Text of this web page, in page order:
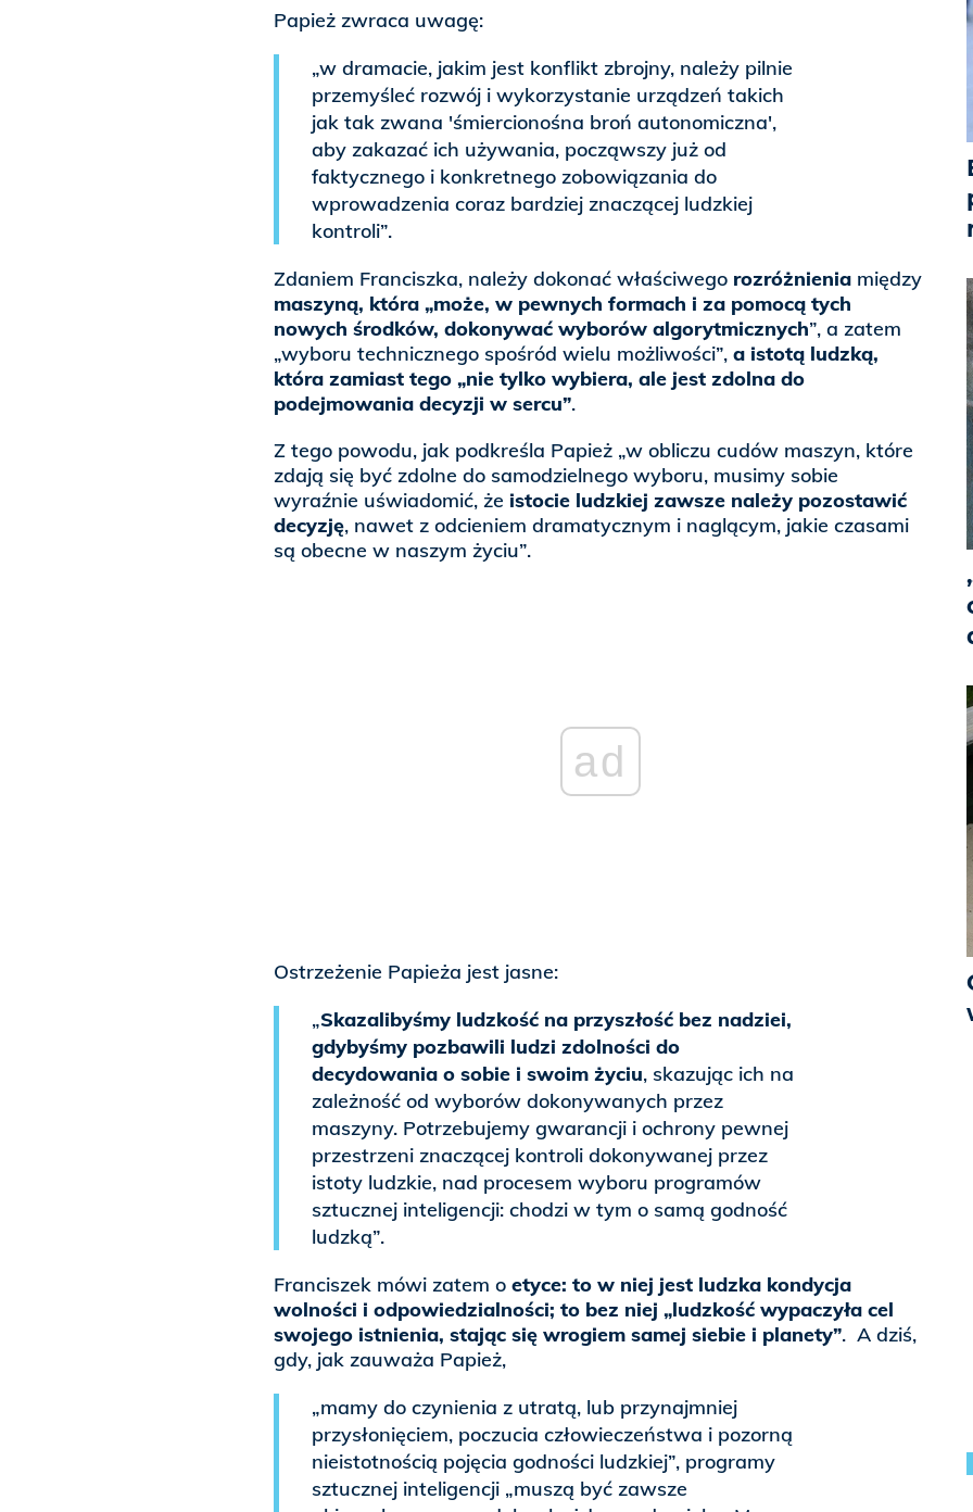
Papież zwraca uwagę:
„w dramacie, jakim jest konflikt zbrojny, należy pilnie
przemyśleć rozwój i wykorzystanie urządzeń takich
jak tak zwana 'śmiercionośna broń autonomiczna',
aby zakazać ich używania, począwszy już od
faktycznego i konkretnego zobowiązania do
wprowadzenia coraz bardziej znaczącej ludzkiej
kontroli”.
Zdaniem Franciszka, należy dokonać właściwego rozróżnienia między
maszyną, która „może, w pewnych formach i za pomocą tych
nowych środków, dokonywać wyborów algorytmicznych”, a zatem
„wyboru technicznego spośród wielu możliwości”, a istotą ludzką,
która zamiast tego „nie tylko wybiera, ale jest zdolna do
podejmowania decyzji w sercu”.
Z tego powodu, jak podkreśla Papież „w obliczu cudów maszyn, które
zdają się być zdolne do samodzielnego wyboru, musimy sobie
wyraźnie uświadomić, że istocie ludzkiej zawsze należy pozostawić
decyzję, nawet z odcieniem dramatycznym i naglącym, jakie czasami
są obecne w naszym życiu”.
ad
Ostrzeżenie Papieża jest jasne:
„Skazalibyśmy ludzkość na przyszłość bez nadziei,
gdybyśmy pozbawili ludzi zdolności do
decydowania o sobie i swoim życiu, skazując ich na
zależność od wyborów dokonywanych przez
maszyny. Potrzebujemy gwarancji i ochrony pewnej
przestrzeni znaczącej kontroli dokonywanej przez
istoty ludzkie, nad procesem wyboru programów
sztucznej inteligencji: chodzi w tym o samą godność
ludzką”.
Franciszek mówi zatem o etyce: to w niej jest ludzka kondycja
wolności i odpowiedzialności; to bez niej „ludzkość wypaczyła cel
swojego istnienia, stając się wrogiem samej siebie i planety”. A dziś,
gdy, jak zauważa Papież,
„mamy do czynienia z utratą, lub przynajmniej
przysłonięciem, poczucia człowieczeństwa i pozorną
nieistotnością pojęcia godności ludzkiej”, programy
sztucznej inteligencji „muszą być zawsze